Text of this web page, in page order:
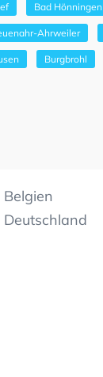
Bad Hönningen
Ahrweiler
Burgbrohl